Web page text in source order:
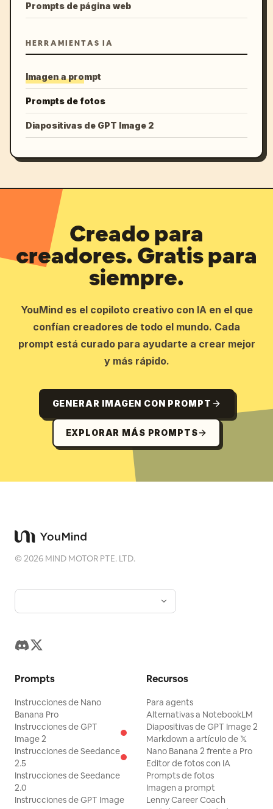
Prompts de página web
HERRAMIENTAS IA
Imagen a prompt
Prompts de fotos
Diapositivas de GPT Image 2
Creado para
creadores. Gratis para
siempre.
YouMind es el copiloto creativo con IA en el que
confían creadores de todo el mundo. Cada
prompt está curado para ayudarte a crear mejor
y más rápido.
GENERAR IMAGEN CON PROMPT
EXPLORAR MÁS PROMPTS
©2026 MIND MOTOR PTE. LTD.
Prompts
Instrucciones de Nano
Banana Pro
Instrucciones de GPT
Image 2
Instrucciones de Seedance
2.5
Instrucciones de Seedance
2.0
Instrucciones de GPT Image
Recursos
Para agents
Alternativas a NotebookLM
Diapositivas de GPT Image 2
Markdown a artículo de 𝕏
Nano Banana 2 frente a Pro
Editor de fotos con IA
Prompts de fotos
Imagen a prompt
Lenny Career Coach